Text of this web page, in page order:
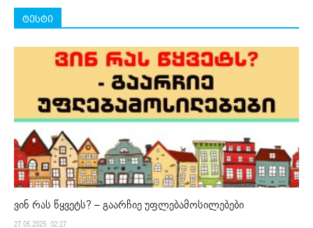
ტესტი
ვინ რას წყვეტს? – გაარჩიე უფლებამოსილებები
27.05.2025. 02:27